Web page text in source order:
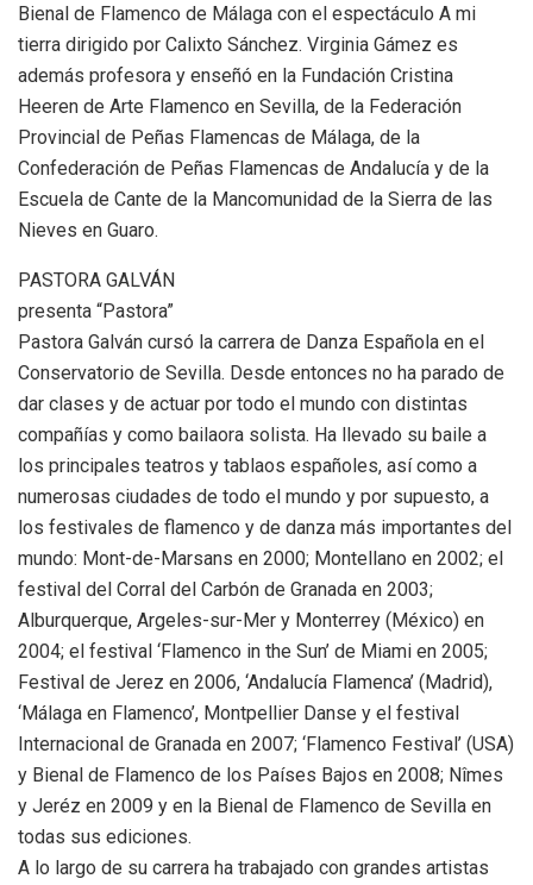
Bienal de Flamenco de Málaga con el espectáculo A mi
tierra dirigido por Calixto Sánchez. Virginia Gámez es
además profesora y enseñó en la Fundación Cristina
Heeren de Arte Flamenco en Sevilla, de la Federación
Provincial de Peñas Flamencas de Málaga, de la
Confederación de Peñas Flamencas de Andalucía y de la
Escuela de Cante de la Mancomunidad de la Sierra de las
Nieves en Guaro.
PASTORA GALVÁN
presenta “Pastora”
Pastora Galván cursó la carrera de Danza Española en el
Conservatorio de Sevilla. Desde entonces no ha parado de
dar clases y de actuar por todo el mundo con distintas
compañías y como bailaora solista. Ha llevado su baile a
los principales teatros y tablaos españoles, así como a
numerosas ciudades de todo el mundo y por supuesto, a
los festivales de flamenco y de danza más importantes del
mundo: Mont-de-Marsans en 2000; Montellano en 2002; el
festival del Corral del Carbón de Granada en 2003;
Alburquerque, Argeles-sur-Mer y Monterrey (México) en
2004; el festival ‘Flamenco in the Sun’ de Miami en 2005;
Festival de Jerez en 2006, ‘Andalucía Flamenca’ (Madrid),
‘Málaga en Flamenco’, Montpellier Danse y el festival
Internacional de Granada en 2007; ‘Flamenco Festival’ (USA)
y Bienal de Flamenco de los Países Bajos en 2008; Nîmes
y Jeréz en 2009 y en la Bienal de Flamenco de Sevilla en
todas sus ediciones.
A lo largo de su carrera ha trabajado con grandes artistas